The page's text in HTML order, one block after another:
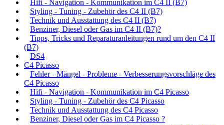
Hifi - Navigation - Kommunikation im C4 II (B7)
Styling - Tuning - Zubehör des C4 II (B7)
Technik und Ausstattung des C4 II (B7)
Benziner, Diesel oder Gas im C4 II (B7)?
Tipps, Tricks und Reparaturanleitungen rund um den C4 II
(B7)
DS4
C4 Picasso
Fehler - Mängel - Probleme - Verbesserungsvorschläge des
C4 Picasso
Hifi - Navigation - Kommunikation im C4 Picasso
Styling - Tuning - Zubehör des C4 Picasso
Technik und Ausstattung des C4 Picasso
Benziner, Diesel oder Gas im C4 Picasso ?